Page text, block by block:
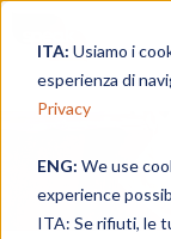
ITA: Usiamo i
esperienza di
Privacy
ENG: We use
experience
ITA: Se rifiuti, le